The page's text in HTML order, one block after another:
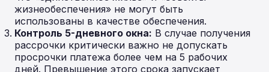
жизнеобеспечения» не могут быть
использованы в качестве обеспечения.
Контроль 5-дневного окна: В случае получения
рассрочки критически важно не допускать
просрочки платежа более чем на 5 рабочих
дней. Превышение этого срока запускает